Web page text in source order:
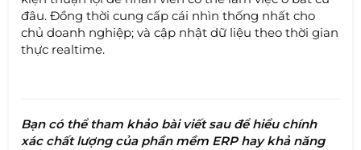
đâu. Đồng thời cung cấp cái nhìn thống nhất cho
chủ doanh nghiệp; và cập nhật dữ liệu theo thời gian
thực realtime.
Bạn có thể tham khảo bài viết sau để hiểu chính
xác chất lượng của phần mềm ERP hay khả năng